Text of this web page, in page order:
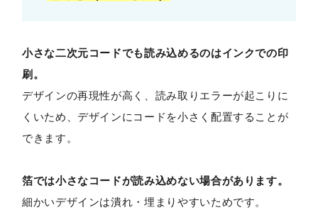
小さな二次元コードでも読み込めるのはインクでの印
刷。
デザインの再現性が高く、読み取りエラーが起こりに
くいため、デザインにコードを小さく配置することが
できます。
箔では小さなコードが読み込めない場合があります。
細かいデザインは潰れ・埋まりやすいためです。